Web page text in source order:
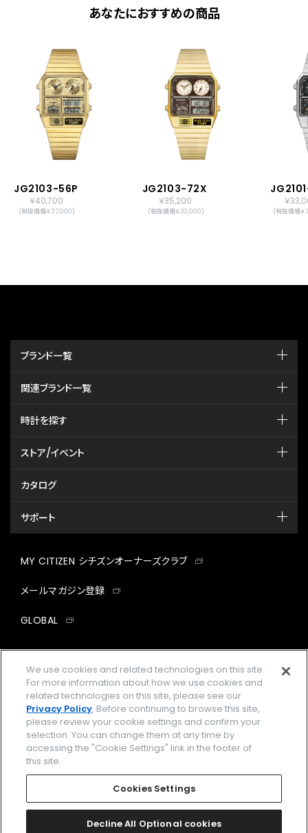
あなたにおすすめの商品
JG2103-56P
￥40,700
(税抜価格￥37,000)
JG2103-72X
￥35,200
(税抜価格￥32,000)
￥
(税抜価格
ブランド一覧
関連ブランド一覧
時計を探す
ストア/イベント
カタログ
サポート
MY CITIZEN シチズンオーナーズクラブ
メールマガジン登録
GLOBAL
企業情報 ご利用規約
プライバシーポリシー Cookies Settings
Amazon PayはAmazon.com, Inc.またはその関連会社の商標です。
楽天ペイは楽天株式会社の登録商標です。
We use cookies and related technologies on this site.
For more information about how we use cookies and
related technologies on this site, please see our
Privacy Policy. Before continuing to browse this site,
please review your cookie settings and confirm your
selection. You can change them at any time by
accessing the "Cookie Settings" link in the footer of
this site.
Cookies Settings
Decline All Optional cookies